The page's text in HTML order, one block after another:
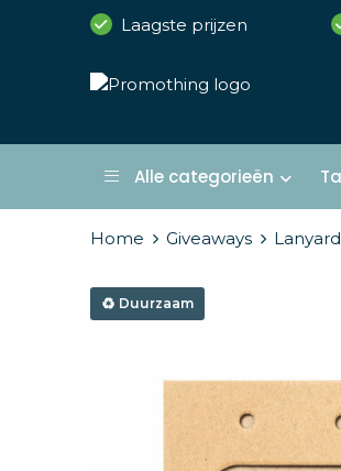
Laagste prijzen
Alle categorieën
Home Giveaways
Duurzaam